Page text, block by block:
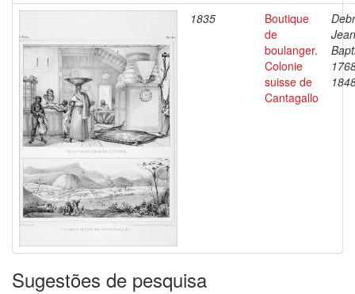
1835
Boutique
de
boulanger.
Colonie
suisse de
Cantagallo
Jean
Sugestões de pesquisa